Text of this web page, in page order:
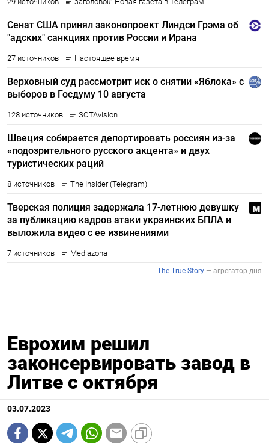
Еврохим решил
законсервировать завод в
Литве с октября
03.07.2023